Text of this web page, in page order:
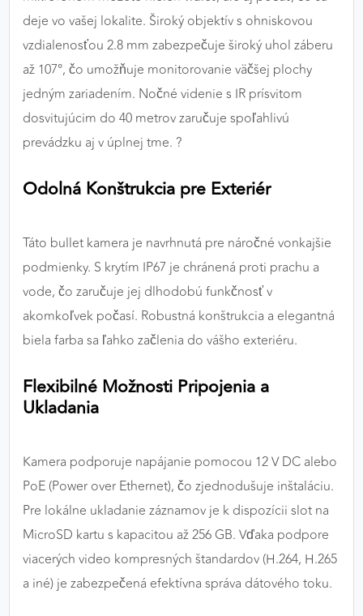
deje vo vašej lokalite. Široký objektív s ohniskovou
vzdialenosťou 2.8 mm zabezpečuje široký uhol záberu
až 107°, čo umožňuje monitorovanie väčšej plochy
jedným zariadením. Nočné videnie s IR prísvitom
dosvitujúcim do 40 metrov zaručuje spoľahlivú
prevádzku aj v úplnej tme. ?
Odolná Konštrukcia pre Exteriér
Táto bullet kamera je navrhnutá pre náročné vonkajšie
podmienky. S krytím IP67 je chránená proti prachu a
vode, čo zaručuje jej dlhodobú funkčnosť v
akomkoľvek počasí. Robustná konštrukcia a elegantná
biela farba sa ľahko začlenia do vášho exteriéru.
Flexibilné Možnosti Pripojenia a
Ukladania
Kamera podporuje napájanie pomocou 12 V DC alebo
PoE (Power over Ethernet), čo zjednodušuje inštaláciu.
Pre lokálne ukladanie záznamov je k dispozícii slot na
MicroSD kartu s kapacitou až 256 GB. Vďaka podpore
viacerých video kompresných štandardov (H.264, H.265
a iné) je zabezpečená efektívna správa dátového toku.